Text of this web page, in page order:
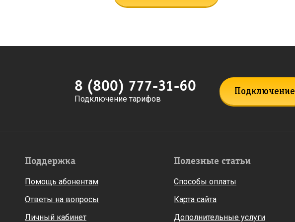
8 (800) 777-31-60
Подключение тарифов
Подключение
Поддержка
Помощь абонентам
Ответы на вопросы
Личный кабинет
Полезные статьи
Способы оплаты
Карта сайта
Дополнительные услуги